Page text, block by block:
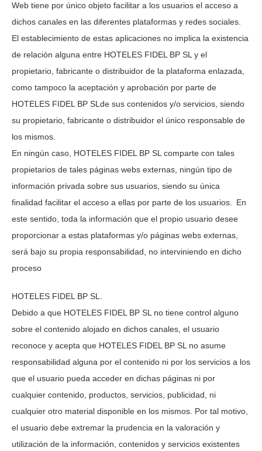
Web tiene por único objeto facilitar a los usuarios el acceso a
dichos canales en las diferentes plataformas y redes sociales.
El establecimiento de estas aplicaciones no implica la existencia
de relación alguna entre HOTELES FIDEL BP SL y el
propietario, fabricante o distribuidor de la plataforma enlazada,
como tampoco la aceptación y aprobación por parte de
HOTELES FIDEL BP SL de sus contenidos y/o servicios, siendo
su propietario, fabricante o distribuidor el único responsable de
los mismos.
En ningún caso, HOTELES FIDEL BP SL comparte con tales
propietarios de tales páginas webs externas, ningún tipo de
información privada sobre sus usuarios, siendo su única
finalidad facilitar el acceso a ellas por parte de los usuarios.
En
este sentido, toda la información que el propio usuario desee
proporcionar a estas plataformas y/o páginas webs externas,
será bajo su propia responsabilidad, no interviniendo en dicho
proceso
HOTELES FIDEL BP SL
Debido a que HOTELES FIDEL BP SL no tiene control alguno
sobre el contenido alojado en dichos canales, el usuario
reconoce y acepta que HOTELES FIDEL BP SL no asume
responsabilidad alguna por el contenido ni por los servicios a los
que el usuario pueda acceder en dichas páginas ni por
cualquier contenido, productos, servicios, publicidad, ni
cualquier otro material disponible en los mismos. Por tal motivo,
el usuario debe extremar la prudencia en la valoración y
utilización de la información, contenidos y servicios existentes